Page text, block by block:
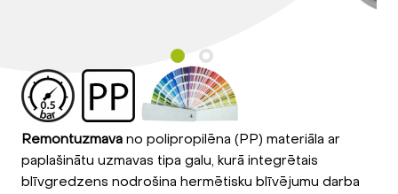
Remontuzmava no polipropilēna (PP) materiāla ar
paplašinātu uzmavas tipa galu, kurā integrētais
blīvgredzens nodrošina hermētisku blīvējumu darba